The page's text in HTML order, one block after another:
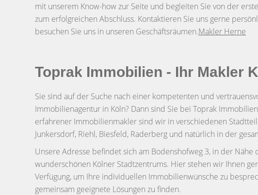
mit unserem Know-how zur Seite und begleiten Sie von der
zum erfolgreichen Abschluss. Kontaktieren Sie uns gerne
besuchen Sie uns in unseren Geschäftsräumen.Makler Herne
Toprak Immobilien - Ihr Makler
Sie sind auf der Suche nach einer kompetenten und
Immobilienagentur in Köln? Dann sind Sie bei Toprak
erfahrener Immobilienmakler sind wir in verschiedenen
Junkersdorf, Riehl, Biesfeld, Raderberg und natürlich in der
Unsere Adresse befindet sich am Bodenshofweg 3, in der Nähe
wunderschönen Kölner Stadtzentrums. Hier stehen wir Ihnen
Verfügung, um Ihre individuellen Immobilienwünsche zu
gemeinsam geeignete Lösungen zu finden.